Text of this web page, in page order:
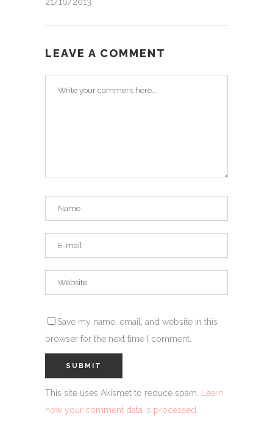
21/10/2013
LEAVE A COMMENT
Save my name, email, and website in this
browser for the next time I comment.
This site uses Akismet to reduce spam. Learn
how your comment data is processed.